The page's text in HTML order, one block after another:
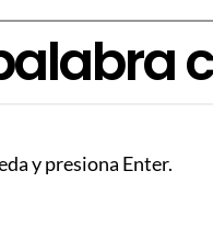
y presiona Enter.